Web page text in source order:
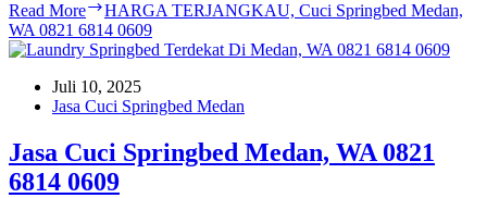
Read More
HARGA TERJANGKAU, Cuci Springbed Medan,
WA 0821 6814 0609
Juli 10, 2025
Jasa Cuci Springbed Medan
Jasa Cuci Springbed Medan, WA 0821
6814 0609